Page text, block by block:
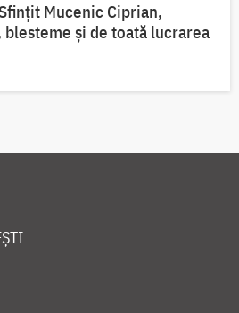
Mucenic Ciprian,
și de toată lucrarea